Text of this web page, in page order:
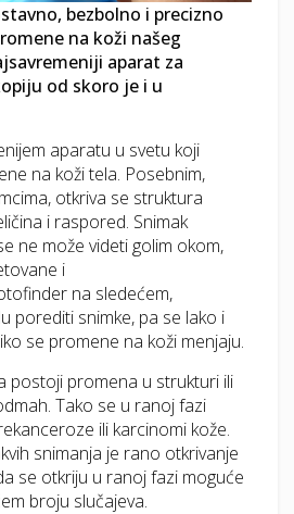
bezbolno i precizno
na koži našeg
aparat za
od skoro je i u
aparatu u svetu koji
na koži tela. Posebnim,
otkriva se struktura
i raspored. Snimak
ne može videti golim okom,
i
na sledećem,
porediti snimke, pa se lako i
se promene na koži menjaju.
postoji promena u strukturi ili
Tako se u ranoj fazi
ili karcinomi kože.
snimanja je rano otkrivanje
se otkriju u ranoj fazi moguće
broju slučajeva.